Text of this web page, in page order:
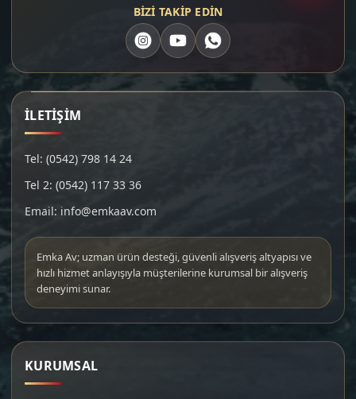
BİZİ TAKİP EDİN
İLETİŞİM
Tel: (0542) 798 14 24
Tel 2: (0542) 117 33 36
Email: info@emkaav.com
Emka Av; uzman ürün desteği, güvenli alışveriş altyapısı ve
hızlı hizmet anlayışıyla müşterilerine kurumsal bir alışveriş
deneyimi sunar.
KURUMSAL